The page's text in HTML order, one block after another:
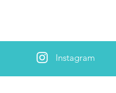
Instagram